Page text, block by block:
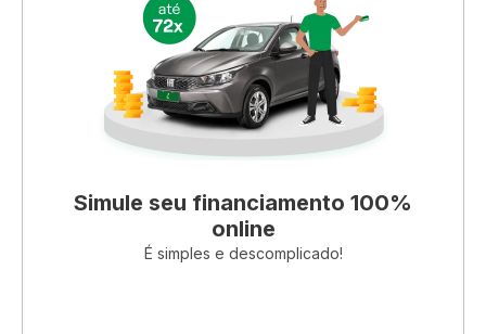
Simule seu financiamento 100%
online
É simples e descomplicado!